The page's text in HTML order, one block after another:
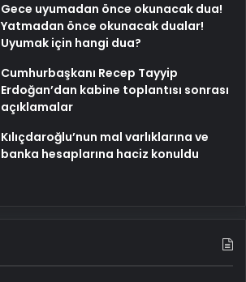
Gece uyumadan önce okunacak dua!
Yatmadan önce okunacak dualar!
Uyumak için hangi dua?
Cumhurbaşkanı Recep Tayyip
Erdoğan’dan kabine toplantısı sonrası
açıklamalar
Kılıçdaroğlu’nun mal varlıklarına ve
banka hesaplarına haciz konuldu